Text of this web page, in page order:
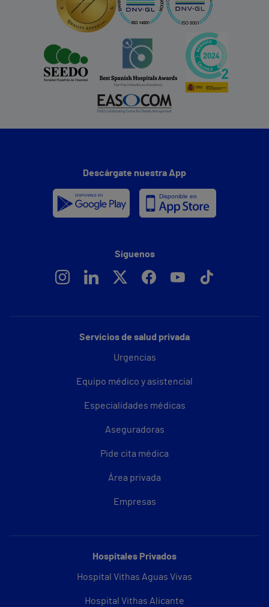
Servicios de salud privada
Urgencias
Equipo médico y asistencial
Especialidades médicas
Aseguradoras
Pide cita médica
Área privada
Empresas
Hospitales Privados
Hospital Vithas Aguas Vivas
Hospital Vithas Alicante
Descárgate nuestra App
Síguenos